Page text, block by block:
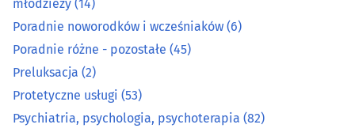
Medycyna naturalna(30)
Medycyna pracy
Medyczna aparatura i materiały
młodzieży (14)
Poradnie noworodków i wcześniaków (6)
Poradnie różne - pozostałe (45)
Preluksacja (2)
Protetyczne usługi (53)
Psychiatria, psychologia, psychoterapia (82)